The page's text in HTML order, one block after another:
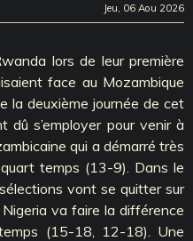
Jeu, 06 Aou 2026
lors de leur première
face au Mozambique
la deuxième journée de cet
dû s’employer pour venir à
qui a démarré très
temps (13-9). Dans le
vont se quitter sur
va faire la différence
(15-18, 12-18). Une